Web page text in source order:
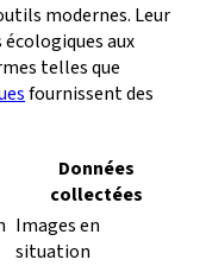
modernes. Leur
aux
telles que
fournissent des
Données
collectées
Images en
situation